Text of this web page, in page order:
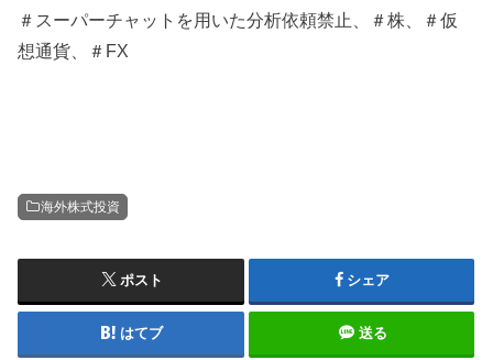
＃スーパーチャットを用いた分析依頼禁止、＃株、＃仮
想通貨、＃FX
海外株式投資
ポスト シェア
はてブ 送る